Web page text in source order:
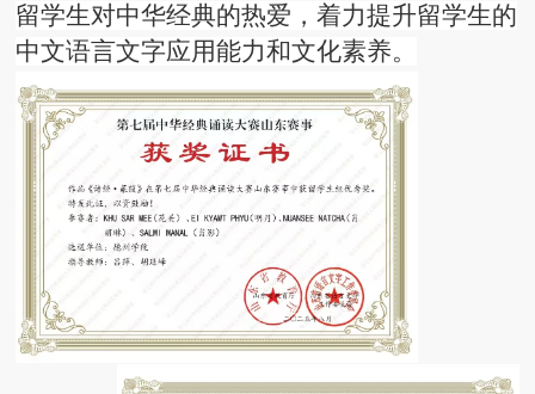
留学生对中华经典的热爱，着力提升留学生的
中文语言文字应用能力和文化素养。